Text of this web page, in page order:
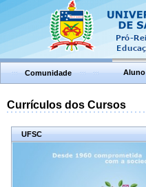
Comunidade Aluno
Currículos dos Cursos
UFSC